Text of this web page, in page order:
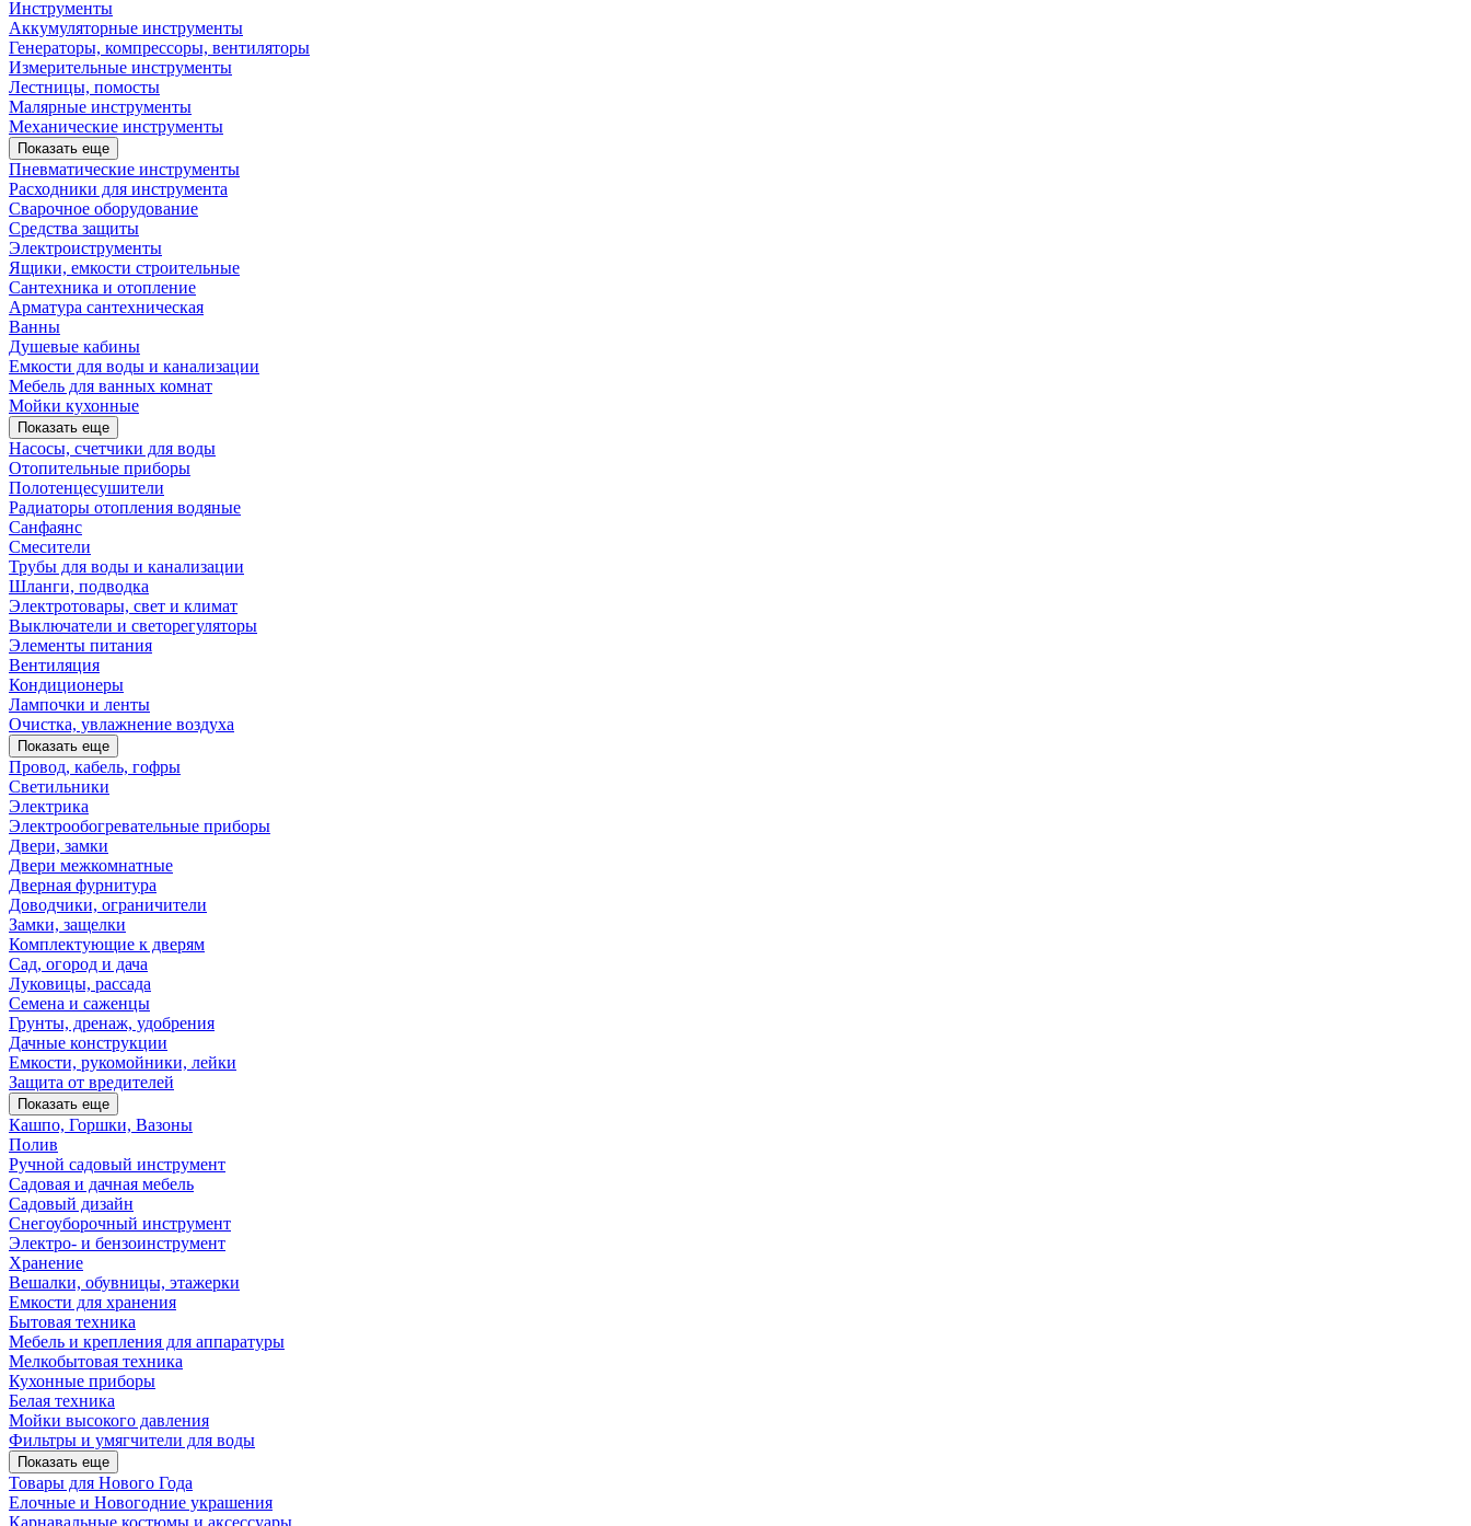
Инструменты
Аккумуляторные инструменты
Генераторы, компрессоры, вентиляторы
Измерительные инструменты
Лестницы, помосты
Малярные инструменты
Механические инструменты
Показать еще
Пневматические инструменты
Расходники для инструмента
Сварочное оборудование
Средства защиты
Электроиструменты
Ящики, емкости строительные
Сантехника и отопление
Арматура сантехническая
Ванны
Душевые кабины
Емкости для воды и канализации
Мебель для ванных комнат
Мойки кухонные
Показать еще
Насосы, счетчики для воды
Отопительные приборы
Полотенцесушители
Радиаторы отопления водяные
Санфаянс
Смесители
Трубы для воды и канализации
Шланги, подводка
Электротовары, свет и климат
Выключатели и светорегуляторы
Элементы питания
Вентиляция
Кондиционеры
Лампочки и ленты
Очистка, увлажнение воздуха
Показать еще
Провод, кабель, гофры
Светильники
Электрика
Электрообогревательные приборы
Двери, замки
Двери межкомнатные
Дверная фурнитура
Доводчики, ограничители
Замки, защелки
Комплектующие к дверям
Сад, огород и дача
Луковицы, рассада
Семена и саженцы
Грунты, дренаж, удобрения
Дачные конструкции
Емкости, рукомойники, лейки
Защита от вредителей
Показать еще
Кашпо, Горшки, Вазоны
Полив
Ручной садовый инструмент
Садовая и дачная мебель
Садовый дизайн
Снегоуборочный инструмент
Электро- и бензоинструмент
Хранение
Вешалки, обувницы, этажерки
Емкости для хранения
Бытовая техника
Мебель и крепления для аппаратуры
Мелкобытовая техника
Кухонные приборы
Белая техника
Мойки высокого давления
Фильтры и умягчители для воды
Показать еще
Товары для Нового Года
Елочные и Новогодние украшения
Карнавальные костюмы и аксессуары